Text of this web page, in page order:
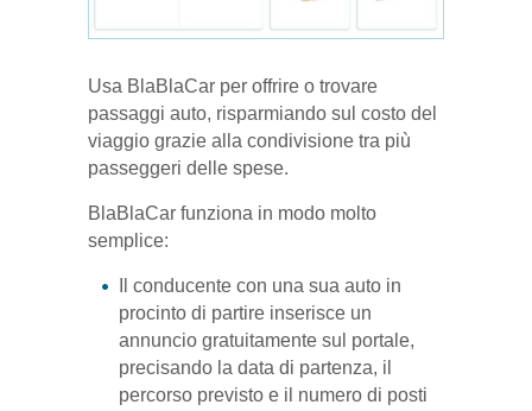
Usa BlaBlaCar per offrire o trovare
passaggi auto, risparmiando sul costo del
viaggio grazie alla condivisione tra più
passeggeri delle spese.
BlaBlaCar funziona in modo molto
semplice:
Il conducente con una sua auto in
procinto di partire inserisce un
annuncio gratuitamente sul portale,
precisando la data di partenza, il
percorso previsto e il numero di posti